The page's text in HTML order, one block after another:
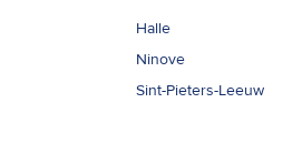
Halle
Ninove
Sint-Pieters-Leeuw